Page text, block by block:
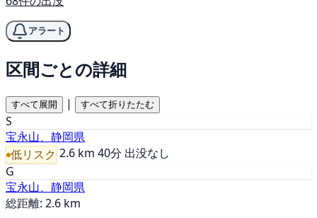
アラート
区間ごとの詳細
すべて展開 | すべて折りたたむ
S
宝永山、静岡県
低リスク 2.6 km 40分 出没なし
G
宝永山、静岡県
総距離: 2.6 km